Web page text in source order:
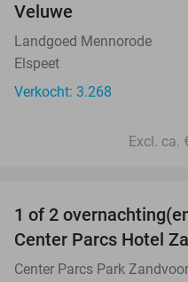
Veluwe
Landgoed Mennorode
Elspeet
Verkocht: 3.268
Excl. ca.
1 of 2
Center Parcs Hotel
Center Parcs Park